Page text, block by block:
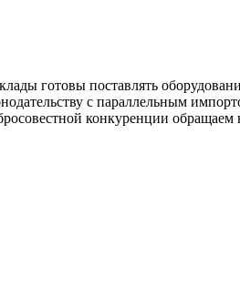
готовы поставлять
с параллельным
конкуренции